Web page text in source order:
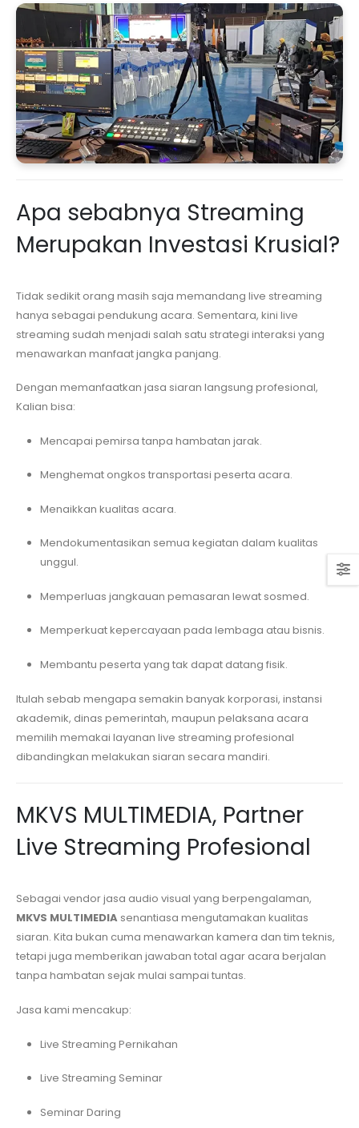
Apa sebabnya Streaming
Merupakan Investasi Krusial?
Tidak sedikit orang masih saja memandang live streaming
hanya sebagai pendukung acara. Sementara, kini live
streaming sudah menjadi salah satu strategi interaksi yang
menawarkan manfaat jangka panjang.
Dengan memanfaatkan jasa siaran langsung profesional,
Kalian bisa:
Mencapai pemirsa tanpa hambatan jarak.
Menghemat ongkos transportasi peserta acara.
Menaikkan kualitas acara.
Mendokumentasikan semua kegiatan dalam kualitas
unggul.
Memperluas jangkauan pemasaran lewat sosmed.
Memperkuat kepercayaan pada lembaga atau bisnis.
Membantu peserta yang tak dapat datang fisik.
Itulah sebab mengapa semakin banyak korporasi, instansi
akademik, dinas pemerintah, maupun pelaksana acara
memilih memakai layanan live streaming profesional
dibandingkan melakukan siaran secara mandiri.
MKVS MULTIMEDIA, Partner
Live Streaming Profesional
Sebagai vendor jasa audio visual yang berpengalaman,
MKVS MULTIMEDIA senantiasa mengutamakan kualitas
siaran. Kita bukan cuma menawarkan kamera dan tim teknis,
tetapi juga memberikan jawaban total agar acara berjalan
tanpa hambatan sejak mulai sampai tuntas.
Jasa kami mencakup:
Live Streaming Pernikahan
Live Streaming Seminar
Seminar Daring